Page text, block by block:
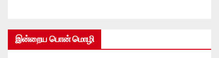
இன்றைய பொன் மொழி